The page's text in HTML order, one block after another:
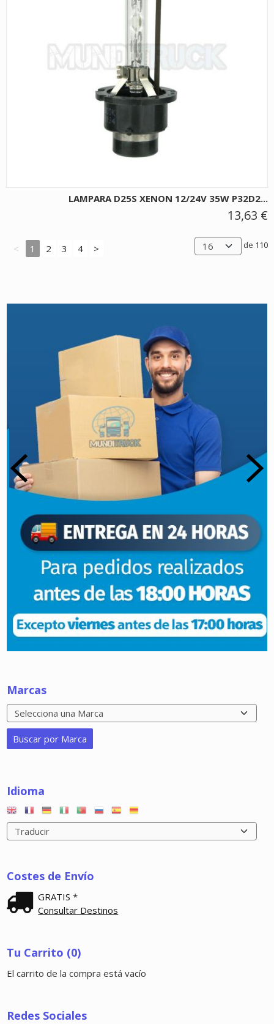
Marcas
Idioma
Costes de Envío
GRATIS *
Consultar Destinos
Tu Carrito (0)
El carrito de la compra está vacío
Redes Sociales
LAMPARA D25S XENON 12/24V 35W P32D2...
13,63 €
< 1 2 3 4 > de 110